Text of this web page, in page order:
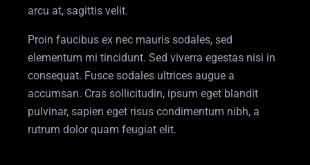
arcu at, sagittis velit.
Proin faucibus ex nec mauris sodales, sed
elementum mi tincidunt. Sed viverra egestas nisi in
consequat. Fusce sodales ultrices augue a
accumsan. Cras sollicitudin, ipsum eget blandit
pulvinar, sapien eget risus condimentum nibh, a
rutrum dolor quam feugiat elit.